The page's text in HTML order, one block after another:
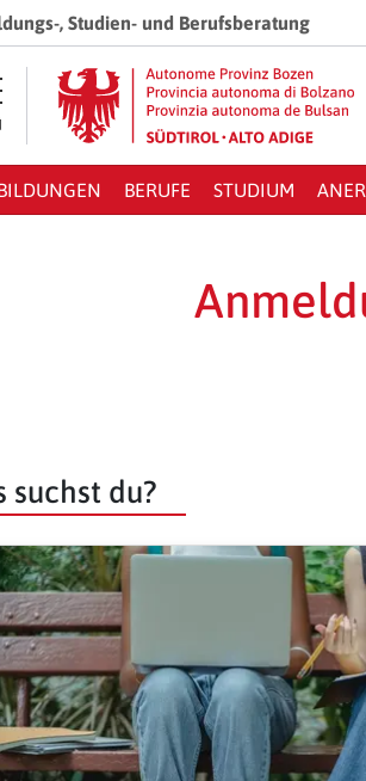
, Studien- und Berufsberatung
BERUFE STUDIUM
suchst du?